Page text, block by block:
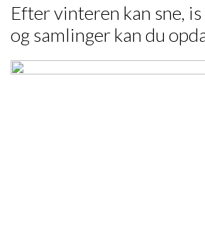
Efter vinteren kan sne,
og samlinger kan du